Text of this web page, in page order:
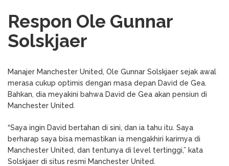
Respon Ole Gunnar
Solskjaer
Manajer Manchester United, Ole Gunnar Solskjaer sejak awal
merasa cukup optimis dengan masa depan David de Gea.
Bahkan, dia meyakini bahwa David de Gea akan pensiun di
Manchester United.
“Saya ingin David bertahan di sini, dan ia tahu itu. Saya
berharap saya bisa memastikan ia mengakhiri karirnya di
Manchester United, dan tentunya di level tertinggi,” kata
Solskjaer di situs resmi Manchester United.